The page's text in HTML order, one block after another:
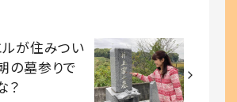
ルが住みつい
墓参りで
？